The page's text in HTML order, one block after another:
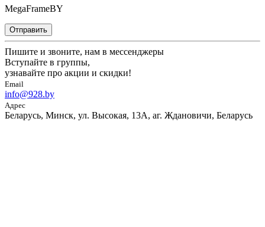
MegaFrameBY
Отправить
Пишите и звоните, нам в мессенджеры
Вступайте в группы,
узнавайте про акции и скидки!
Email
info@928.by
Адрес
Беларусь, Минск, ул. Высокая, 13А, аг. Ждановичи, Беларусь